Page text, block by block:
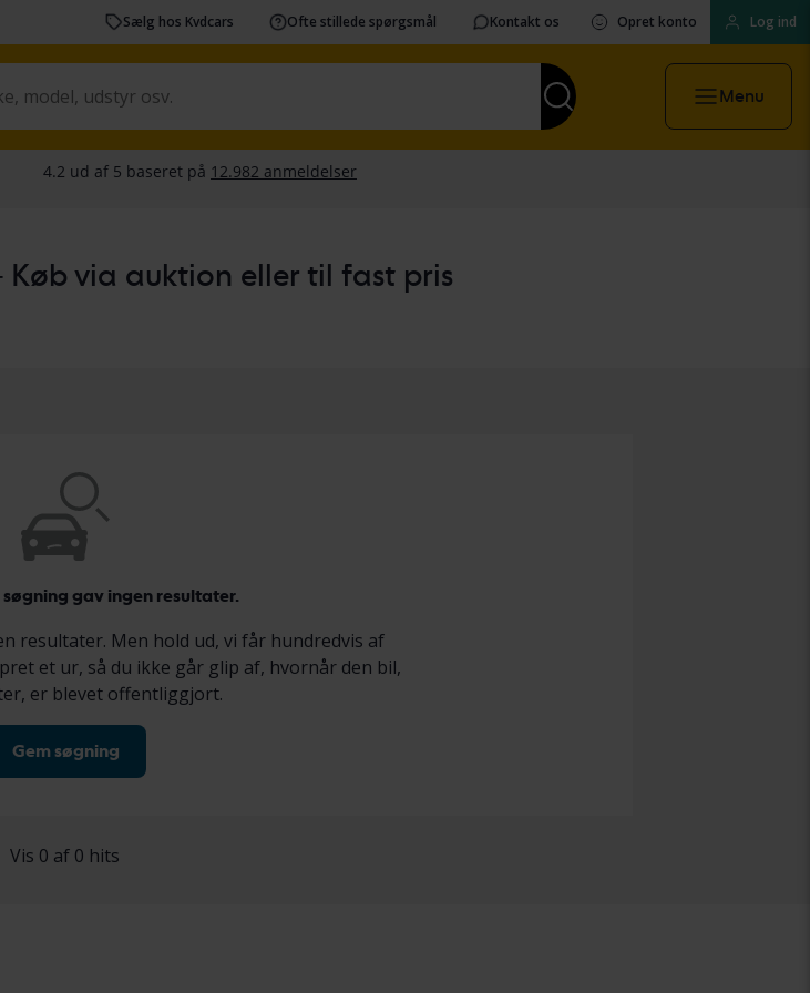
Sælg hos Kvdcars Ofte stillede spørgsmål Kontakt os Opret konto Log ind
Menu
Køb via auktion eller til fast pris
gav ingen resultater.
resultater. Men hold ud, vi får hundredvis af
et ur, så du ikke går glip af, hvornår den bil,
er blevet offentliggjort.
Gem søgning
Vis 0 af 0 hits